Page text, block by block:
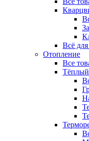
Всё
Отопление
Все